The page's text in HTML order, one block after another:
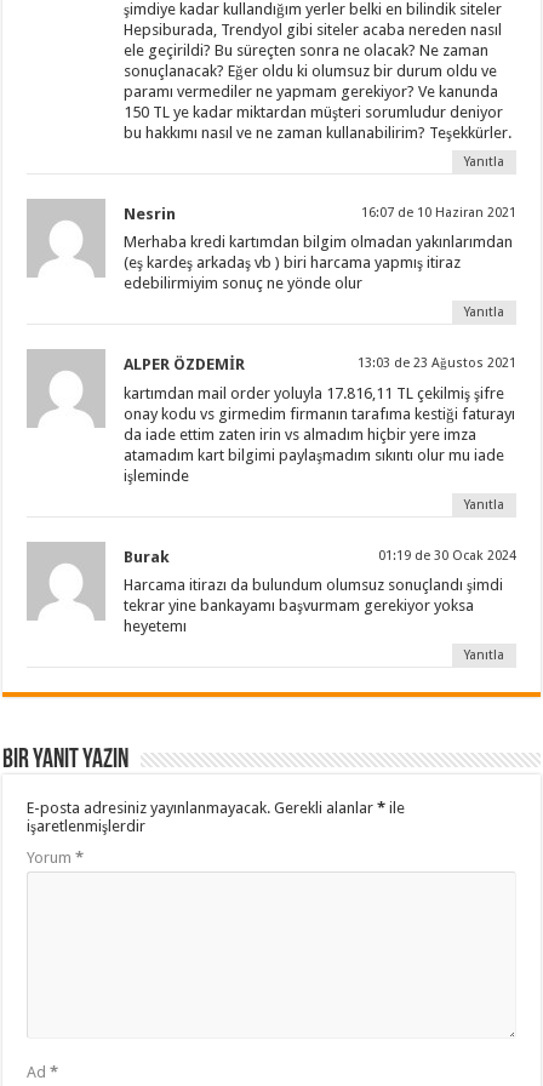
şimdiye kadar kullandığım yerler belki en bilindik siteler
Hepsiburada, Trendyol gibi siteler acaba nereden nasıl
ele geçirildi? Bu süreçten sonra ne olacak? Ne zaman
sonuçlanacak? Eğer oldu ki olumsuz bir durum oldu ve
paramı vermediler ne yapmam gerekiyor? Ve kanunda
150 TL ye kadar miktardan müşteri sorumludur deniyor
bu hakkımı nasıl ve ne zaman kullanabilirim? Teşekkürler.
Yanıtla
Nesrin 16:07 de 10 Haziran 2021
Merhaba kredi kartımdan bilgim olmadan yakınlarımdan
(eş kardeş arkadaş vb ) biri harcama yapmış itiraz
edebilirmiyim sonuç ne yönde olur
Yanıtla
ALPER ÖZDEMİR 13:03 de 23 Ağustos 2021
kartımdan mail order yoluyla 17.816,11 TL çekilmiş şifre
onay kodu vs girmedim firmanın tarafıma kestiği faturayı
da iade ettim zaten irin vs almadım hiçbir yere imza
atamadım kart bilgimi paylaşmadım sıkıntı olur mu iade
işleminde
Yanıtla
Burak 01:19 de 30 Ocak 2024
Harcama itirazı da bulundum olumsuz sonuçlandı şimdi
tekrar yine bankayamı başvurmam gerekiyor yoksa
heyetemı
Yanıtla
Bir yanıt yazın
E-posta adresiniz yayınlanmayacak. Gerekli alanlar* ile
işaretlenmişlerdir
Yorum*
Ad*